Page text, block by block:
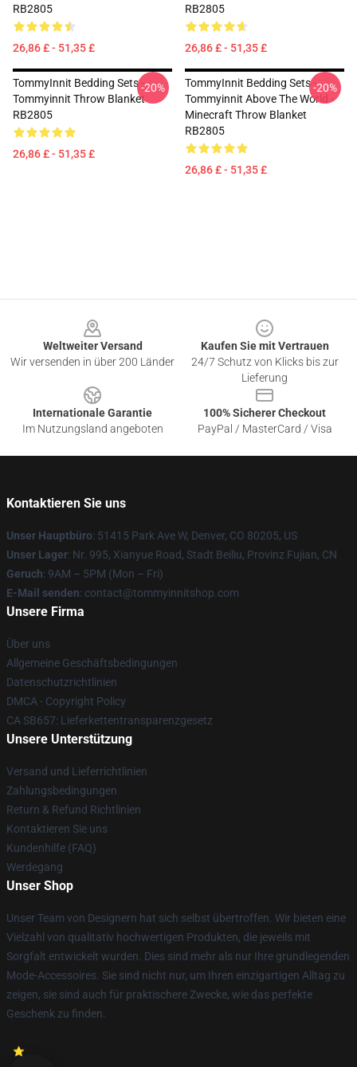
RB2805
26,86 £ - 51,35 £
RB2805
26,86 £ - 51,35 £
TommyInnit Bedding Sets -
Tommyinnit Throw Blanket
RB2805
26,86 £ - 51,35 £
-20%
TommyInnit Bedding Sets -
Tommyinnit Above The World -
Minecraft Throw Blanket
RB2805
26,86 £ - 51,35 £
-20%
Weltweiter Versand
Wir versenden in über 200 Länder
Kaufen Sie mit Vertrauen
24/7 Schutz von Klicks bis zur
Lieferung
Internationale Garantie
Im Nutzungsland angeboten
100% Sicherer Checkout
PayPal / MasterCard / Visa
Kontaktieren Sie uns
Unser Hauptbüro: 51415 Park Ave W, Denver, CO 80205, US
Unser Lager: Nr. 995, Xianyue Road, Stadt Beiliu, Provinz Fujian, CN
Geruch: 9AM – 5PM (Mon – Fri)
E-Mail senden: contact@tommyinnitshop.com
Unsere Firma
Über uns
Allgemeine Geschäftsbedingungen
Datenschutzrichtlinien
DMCA - Copyright Policy
CA SB657: Lieferkettentransparenzgesetz
Unsere Unterstützung
Versand und Lieferrichtlinien
Zahlungsbedingungen
Return & Refund Richtlinien
Kontaktieren Sie uns
Kundenhilfe (FAQ)
Werdegang
Unser Shop
Unser Team von Designern hat sich selbst übertroffen. Wir bieten eine
Vielzahl von qualitativ hochwertigen Produkten, die jeweils mit
Sorgfalt entwickelt wurden. Dies sind mehr als nur Ihre grundlegenden
Mode-Accessoires. Sie sind nicht nur, um Ihren einzigartigen Alltag zu
zeigen, sie sind auch für praktischere Zwecke, wie das perfekte
Geschenk zu finden.